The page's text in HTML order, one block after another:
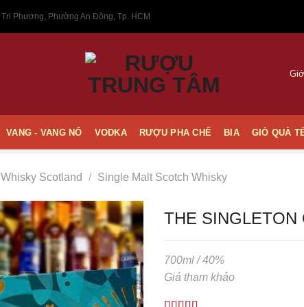
Phương, Phường An Đông, Tp. HCM
VANG - VANG NỔ VODKA RƯỢU PHA CHẾ BIA GIỎ QUÀ
Whisky Scotland / Single Malt Scotch Whisky
Thêm
vào
Yêu
THE SINGLETON
700ml / 40%
Giá tham khảo